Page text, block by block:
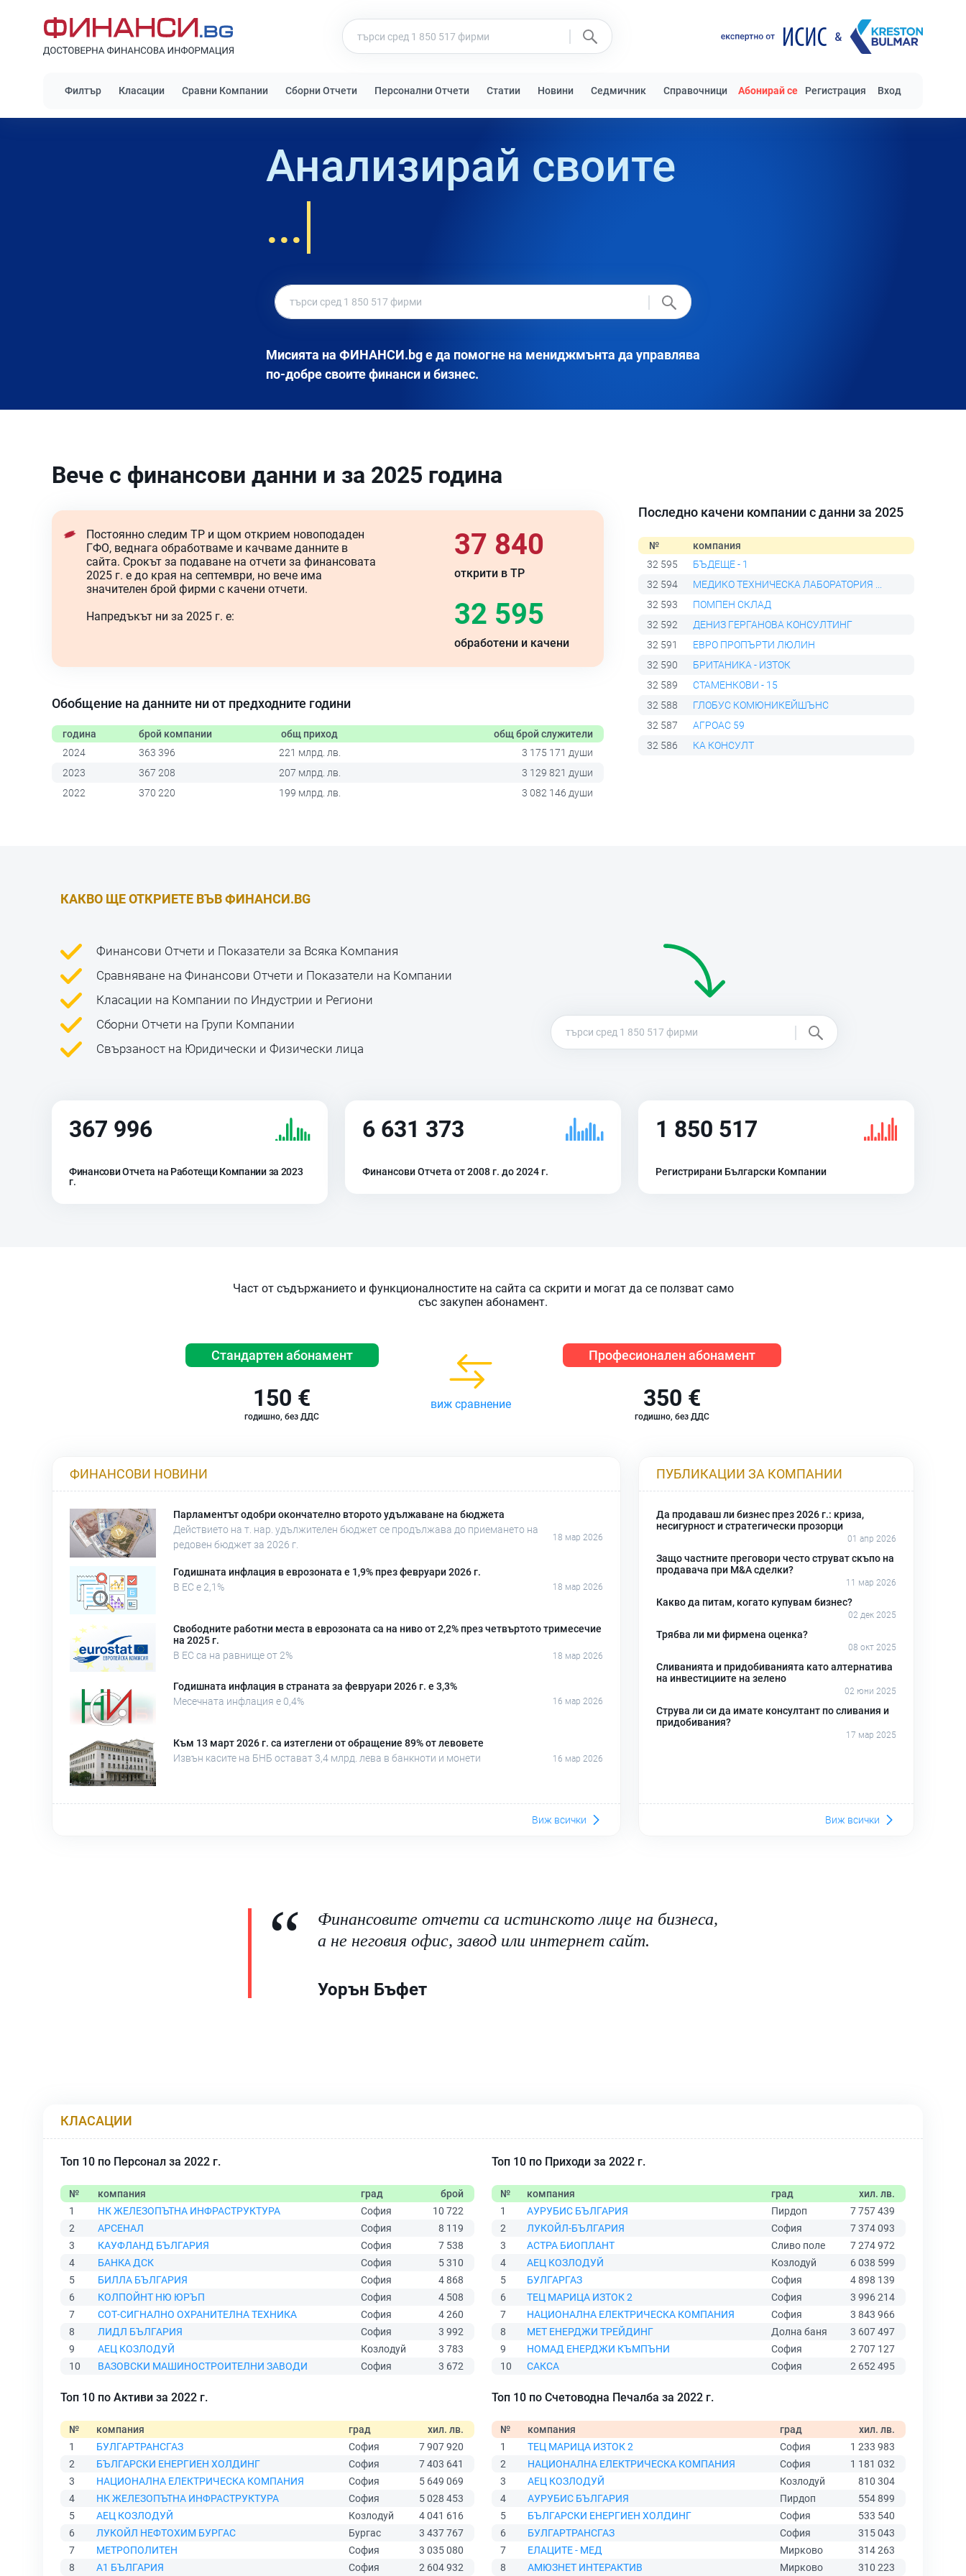
Филтър Класации Сравни Компании Сборни Отчети Персонални Отчети Статии Новини Седмичник Справочници Абонирай се Регистрация Вход
Анализирай своите
...
Мисията на ФИНАНСИ.bg е да помогне на мениджмънта да управлява
по-добре своите финанси и бизнес.
Вече с финансови данни и за 2025 година
Постоянно следим ТР и щом открием новоподаден
ГФО, веднага обработваме и качваме данните в
сайта. Срокът за подаване на отчети за финансовата
2025 г. е до края на септември, но вече има
значителен брой фирми с качени отчети.
Напредъкът ни за 2025 г. е:
37 840
открити в ТР
32 595
обработени и качени
Обобщение на данните ни от предходните години
година брой компании общ приход
общ брой служители
2024
363 396 221 млрд. лв.
3 175 171 души
2023
367 208 207 млрд. лв.
3 129 821 души
2022
370 220 199 млрд. лв. 3 082 146 души
Последно качени компании с данни за 2025
№
компания
32 595
БЪДЕЩЕ - 1
32 594
МЕДИКО ТЕХНИЧЕСКА ЛАБОРАТОРИЯ ...
32 593
ПОМПЕН СКЛАД
32 592
ДЕНИЗ ГЕРГАНОВА КОНСУЛТИНГ
32 591
ЕВРО ПРОПЪРТИ ЛЮЛИН
32 590
БРИТАНИКА - ИЗТОК
32 589
СТАМЕНКОВИ - 15
32 588
ГЛОБУС КОМЮНИКЕЙШЪНС
32 587
АГРОАС 59
32 586
КА КОНСУЛТ
КАКВО ЩЕ ОТКРИЕТЕ ВЪВ ФИНАНСИ.BG
Финансови Отчети и Показатели за Всяка Компания
Сравняване на Финансови Отчети и Показатели на Компании
Класации на Компании по Индустрии и Региони
Сборни Отчети на Групи Компании
Свързаност на Юридически и Физически лица
367 996
Финансови Отчета на Работещи Компании за 2023
г.
6 631 373
Финансови Отчета от 2008 г. до 2024 г.
1 850 517
Регистрирани Български Компании
Част от съдържанието и функционалностите на сайта са скрити и могат да се ползват само
със закупен абонамент.
Стандартен абонамент
150 €
годишно, без ДДС
виж сравнение
Професионален абонамент
350 €
годишно, без ДДС
ФИНАНСОВИ НОВИНИ
Парламентът одобри окончателно второто удължаване на бюджета
Действието на т. нар. удължителен бюджет се продължава до приемането на
редовен бюджет за 2026 г.
18 мар 2026
Годишната инфлация в еврозоната е 1,9% през февруари 2026 г.
В ЕС е 2,1%
18 мар 2026
Свободните работни места в еврозоната са на ниво от 2,2% през четвъртото тримесечие
на 2025 г.
В ЕС са на равнище от 2%
18 мар 2026
Годишната инфлация в страната за февруари 2026 г. е 3,3%
Месечната инфлация е 0,4%
16 мар 2026
Към 13 март 2026 г. са изтеглени от обращение 89% от левовете
Извън касите на БНБ остават 3,4 млрд. лева в банкноти и монети
16 мар 2026
Виж всички
ПУБЛИКАЦИИ ЗА КОМПАНИИ
Да продаваш ли бизнес през 2026 г.: криза,
несигурност и стратегически прозорци
01 апр 2026
Защо частните преговори често струват скъпо на
продавача при M&A сделки?
11 мар 2026
Какво да питам, когато купувам бизнес?
02 дек 2025
Трябва ли ми фирмена оценка?
08 окт 2025
Сливанията и придобиванията като алтернатива
на инвестициите на зелено
02 юни 2025
Струва ли си да имате консултант по сливания и
придобивания?
17 мар 2025
Виж всички
“
Финансовите отчети са истинското лице на бизнеса,
а не неговия офис, завод или интернет сайт.
Уорън Бъфет
КЛАСАЦИИ
Топ 10 по Персонал за 2022 г.
№ компания град
брой
1
НК ЖЕЛЕЗОПЪТНА ИНФРАСТРУКТУРА София
10 722
2
АРСЕНАЛ София
8 119
3
КАУФЛАНД БЪЛГАРИЯ София
7 538
4
БАНКА ДСК София
5 310
5
БИЛЛА БЪЛГАРИЯ София
4 868
6
КОЛПОЙНТ НЮ ЮРЪП София
4 508
7
СОТ-СИГНАЛНО ОХРАНИТЕЛНА ТЕХНИКА София
4 260
8
ЛИДЛ БЪЛГАРИЯ София
3 992
9
АЕЦ КОЗЛОДУЙ Козлодуй
3 783
10
ВАЗОВСКИ МАШИНОСТРОИТЕЛНИ ЗАВОДИ София 3 672
Топ 10 по Приходи за 2022 г.
№ компания град
хил. лв.
1
АУРУБИС БЪЛГАРИЯ Пирдоп
7 757 439
2
ЛУКОЙЛ-БЪЛГАРИЯ София
7 374 093
3
АСТРА БИОПЛАНТ Сливо поле
7 274 972
4
АЕЦ КОЗЛОДУЙ Козлодуй
6 038 599
5
БУЛГАРГАЗ София
4 898 139
6
ТЕЦ МАРИЦА ИЗТОК 2 София
3 996 214
7
НАЦИОНАЛНА ЕЛЕКТРИЧЕСКА КОМПАНИЯ София
3 843 966
8
МЕТ ЕНЕРДЖИ ТРЕЙДИНГ Долна баня
3 607 497
9
НОМАД ЕНЕРДЖИ КЪМПЪНИ София
2 707 127
10
САКСА София 2 652 495
Топ 10 по Активи за 2022 г.
№ компания град
хил. лв.
1
БУЛГАРТРАНСГАЗ София
7 907 920
2
БЪЛГАРСКИ ЕНЕРГИЕН ХОЛДИНГ София
7 403 641
3
НАЦИОНАЛНА ЕЛЕКТРИЧЕСКА КОМПАНИЯ София
5 649 069
4
НК ЖЕЛЕЗОПЪТНА ИНФРАСТРУКТУРА София
5 028 453
5
АЕЦ КОЗЛОДУЙ Козлодуй
4 041 616
6
ЛУКОЙЛ НЕФТОХИМ БУРГАС Бургас
3 437 767
7
МЕТРОПОЛИТЕН София
3 035 080
8
А1 БЪЛГАРИЯ София 2 604 932
Топ 10 по Счетоводна Печалба за 2022 г.
№ компания град
хил. лв.
1
ТЕЦ МАРИЦА ИЗТОК 2 София
1 233 983
2
НАЦИОНАЛНА ЕЛЕКТРИЧЕСКА КОМПАНИЯ София
1 181 032
3
АЕЦ КОЗЛОДУЙ Козлодуй
810 304
4
АУРУБИС БЪЛГАРИЯ Пирдоп
554 899
5
БЪЛГАРСКИ ЕНЕРГИЕН ХОЛДИНГ София
533 540
6
БУЛГАРТРАНСГАЗ София
315 043
7
ЕЛАЦИТЕ - МЕД Мирково
314 263
8
АМЮЗНЕТ ИНТЕРАКТИВ Мирково 310 223